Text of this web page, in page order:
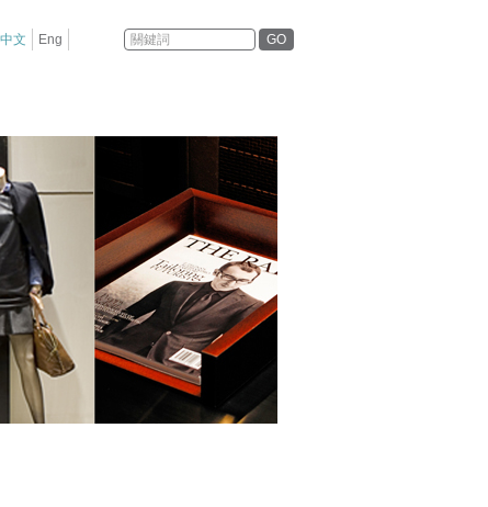
中文 Eng GO